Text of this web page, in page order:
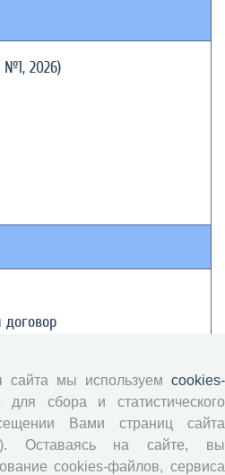
2026)
персональных данных
сайта мы используем cookies-
сбора и статистического
Вами страниц сайта
Оставаясь на сайте, вы
cookies-файлов, сервиса